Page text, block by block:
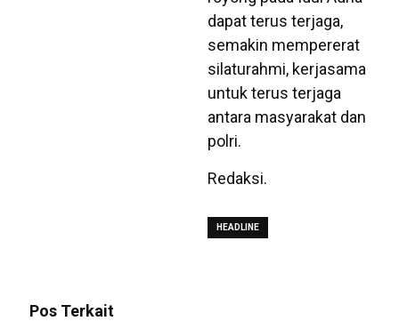
dapat terus terjaga,
semakin mempererat
silaturahmi, kerjasama
untuk terus terjaga
antara masyarakat dan
polri.
Redaksi.
HEADLINE
Pos Terkait